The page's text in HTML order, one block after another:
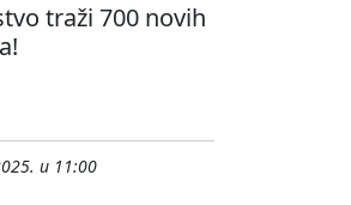
traži 700 novih
u 11:00